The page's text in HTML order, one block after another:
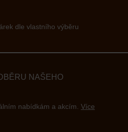
dle vlastního výběru
NAŠEHO
nabídkám a akcím. Více